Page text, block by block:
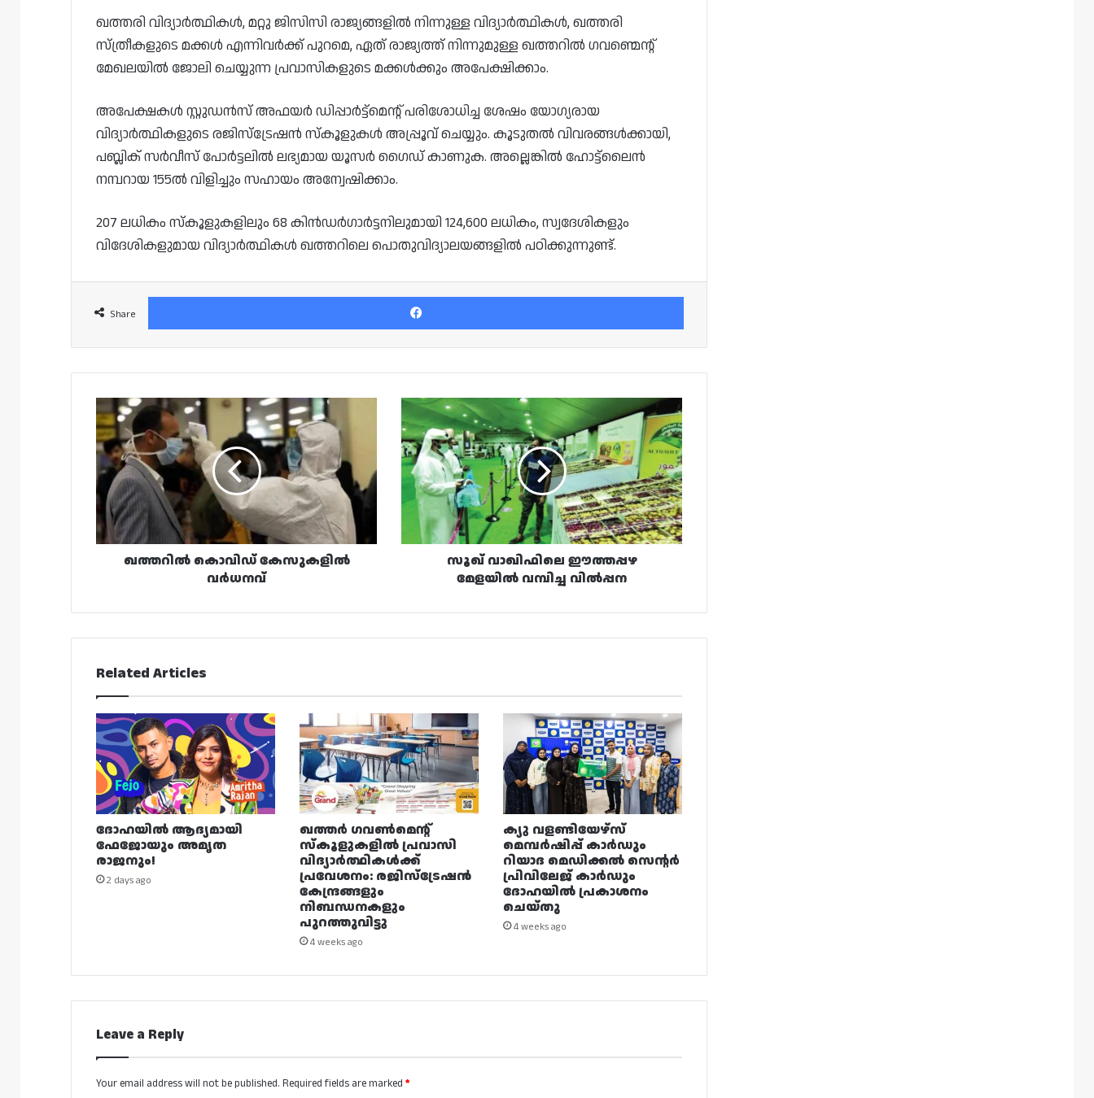
ഖത്തരി വിദ്യാർത്ഥികൾ, മറ്റു ജിസിസി രാജ്യങ്ങളിൽ നിന്നുള്ള വിദ്യാർത്ഥികൾ, ഖത്തരി
സ്ത്രീകളുടെ മക്കൾ എന്നിവർക്ക് പുറമെ, ഏത് രാജ്യത്ത് നിന്നുമുള്ള ഖത്തറിൽ ഗവണ്മെന്റ്
മേഖലയിൽ ജോലി ചെയ്യുന്ന പ്രവാസികളുടെ മക്കൾക്കും അപേക്ഷിക്കാം.
അപേക്ഷകൾ സ്റ്റുഡൻസ് അഫയർ ഡിപ്പാർട്ട്‌മെന്റ് പരിശോധിച്ച ശേഷം യോഗ്യരായ
വിദ്യാർത്ഥികളുടെ രജിസ്‌ട്രേഷൻ സ്‌കൂളുകൾ അപ്പ്രൂവ് ചെയ്യും. കൂടുതൽ വിവരങ്ങൾക്കായി,
പബ്ലിക് സർവീസ് പോർട്ടലിൽ ലഭ്യമായ യൂസർ ഗൈഡ് കാണുക. അല്ലെങ്കിൽ ഹോട്ട്‌ലൈൻ
നമ്പറായ 155ൽ വിളിച്ചും സഹായം അന്വേഷിക്കാം.
207 ലധികം സ്കൂളുകളിലും 68 കിൻഡർഗാർട്ടനിലുമായി 124,600 ലധികം, സ്വദേശികളും
വിദേശികളുമായ വിദ്യാർത്ഥികൾ ഖത്തറിലെ പൊതുവിദ്യാലയങ്ങളിൽ പഠിക്കുന്നുണ്ട്.
Share
Facebook
ഖത്തറിൽ
കൊവിഡ്
കേസുകളിൽ
വർധനവ്
ഖത്തറിൽ കൊവിഡ് കേസുകളിൽ
വർധനവ്
സൂഖ്
വാഖിഫിലെ
ഈത്തപ്പഴ
മേളയിൽ
വമ്പിച്ച
വിൽപ്പന
സൂഖ് വാഖിഫിലെ ഈത്തപ്പഴ
മേളയിൽ വമ്പിച്ച വിൽപ്പന
Related Articles
ദോഹയിൽ ആദ്യമായി
ഫേജോയും അമൃത
രാജനും!
2 days ago
ഖത്തർ ഗവൺമെന്റ്
സ്കൂളുകളിൽ പ്രവാസി
വിദ്യാർത്ഥികൾക്ക്
പ്രവേശനം: രജിസ്ട്രേഷൻ
കേന്ദ്രങ്ങളും
നിബന്ധനകളും
പുറത്തുവിട്ടു
4 weeks ago
ക്യു വളണ്ടിയേഴ്‌സ്
മെമ്പർഷിപ്പ് കാർഡും
റിയാദ മെഡിക്കൽ സെന്റർ
പ്രിവിലേജ് കാർഡും
ദോഹയിൽ പ്രകാശനം
ചെയ്തു
4 weeks ago
Leave a Reply
Your email address will not be published. Required fields are marked *